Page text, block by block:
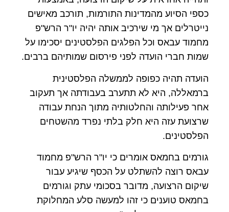
כספי הסיוע מהמדינות התורמות, תורכב מאישים
נייטרלים אך מי שירכיב אותה יהיה יו"ר הרש"פ
מחמוד עבאס וכל הפלגים הפלסטינים יסכימו על
שמות חברי הועדה לפני פירסום שמותיהם ברבים.
הועדה תהיה כפופה לממשלה הפלסטינית
ברמאללה, היא לא תתערב בעבודתה אך תעקוב
אחר פעילותה והחלטותיה מתוך הנחת עבודה
שרצועת עזה היא חלק בלתי נפרד מהשטחים
הפלסטינים.
גורמים בחמאס אומרים כי יו"ר הרש"פ מחמוד
עבאס רוצה להשתלט על הכסף שיגיע עבור
שיקום הרצועה, מדובר בסכומי עתק וגורמים
בחמאס טוענים כי זהו למעשה סלע המחלוקת